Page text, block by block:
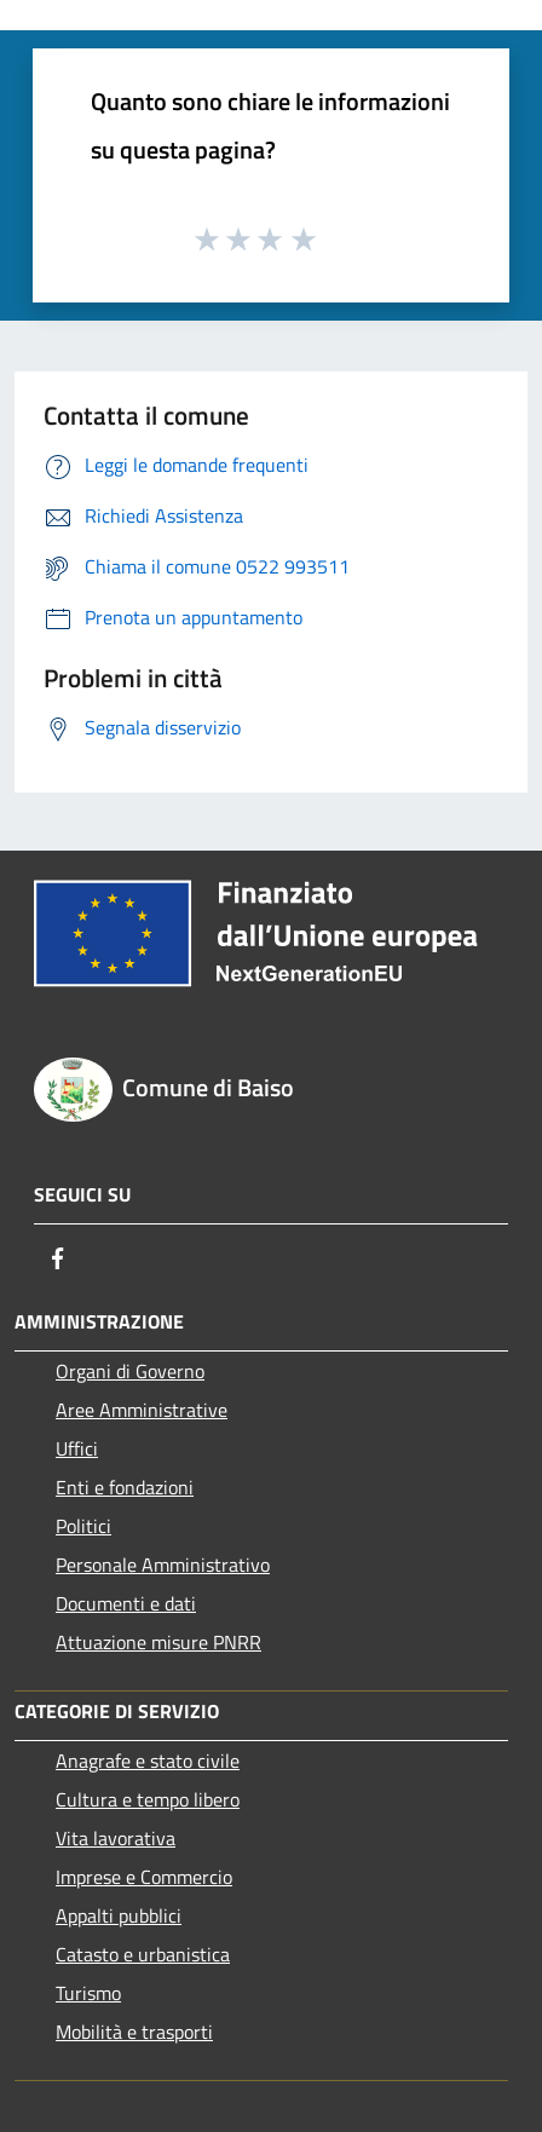
Quanto sono chiare le informazioni
su questa pagina?
Contatta il comune
Leggi le domande frequenti
Richiedi Assistenza
Chiama il comune 0522 993511
Prenota un appuntamento
Problemi in città
Segnala disservizio
Comune di Baiso
SEGUICI SU
AMMINISTRAZIONE
Organi di Governo
Aree Amministrative
Uffici
Enti e fondazioni
Politici
Personale Amministrativo
Documenti e dati
Attuazione misure PNRR
CATEGORIE DI SERVIZIO
Anagrafe e stato civile
Cultura e tempo libero
Vita lavorativa
Imprese e Commercio
Appalti pubblici
Catasto e urbanistica
Turismo
Mobilità e trasporti